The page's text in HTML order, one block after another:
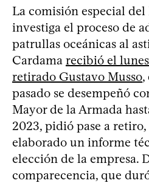
La comisión especial
investiga el proceso de
patrullas oceánicas al
Cardama recibió el
retirado Gustavo Musso,
pasado se desempeñó
Mayor de la Armada
2023, pidió pase a
elaborado un informe
elección de la empresa.
comparecencia, que